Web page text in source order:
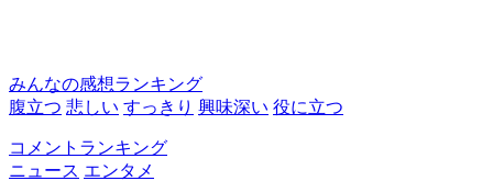
みんなの感想ランキング
腹立つ 悲しい すっきり 興味深い 役に立つ
コメントランキング
ニュース エンタメ